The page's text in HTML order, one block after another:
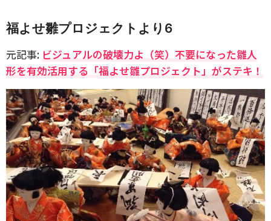
福よせ雛プロジェクトより6
元記事: ビジュアルの破壊力よ（笑）不要になった雛人
形を有効活用する「福よせ雛プロジェクト」がステキ！